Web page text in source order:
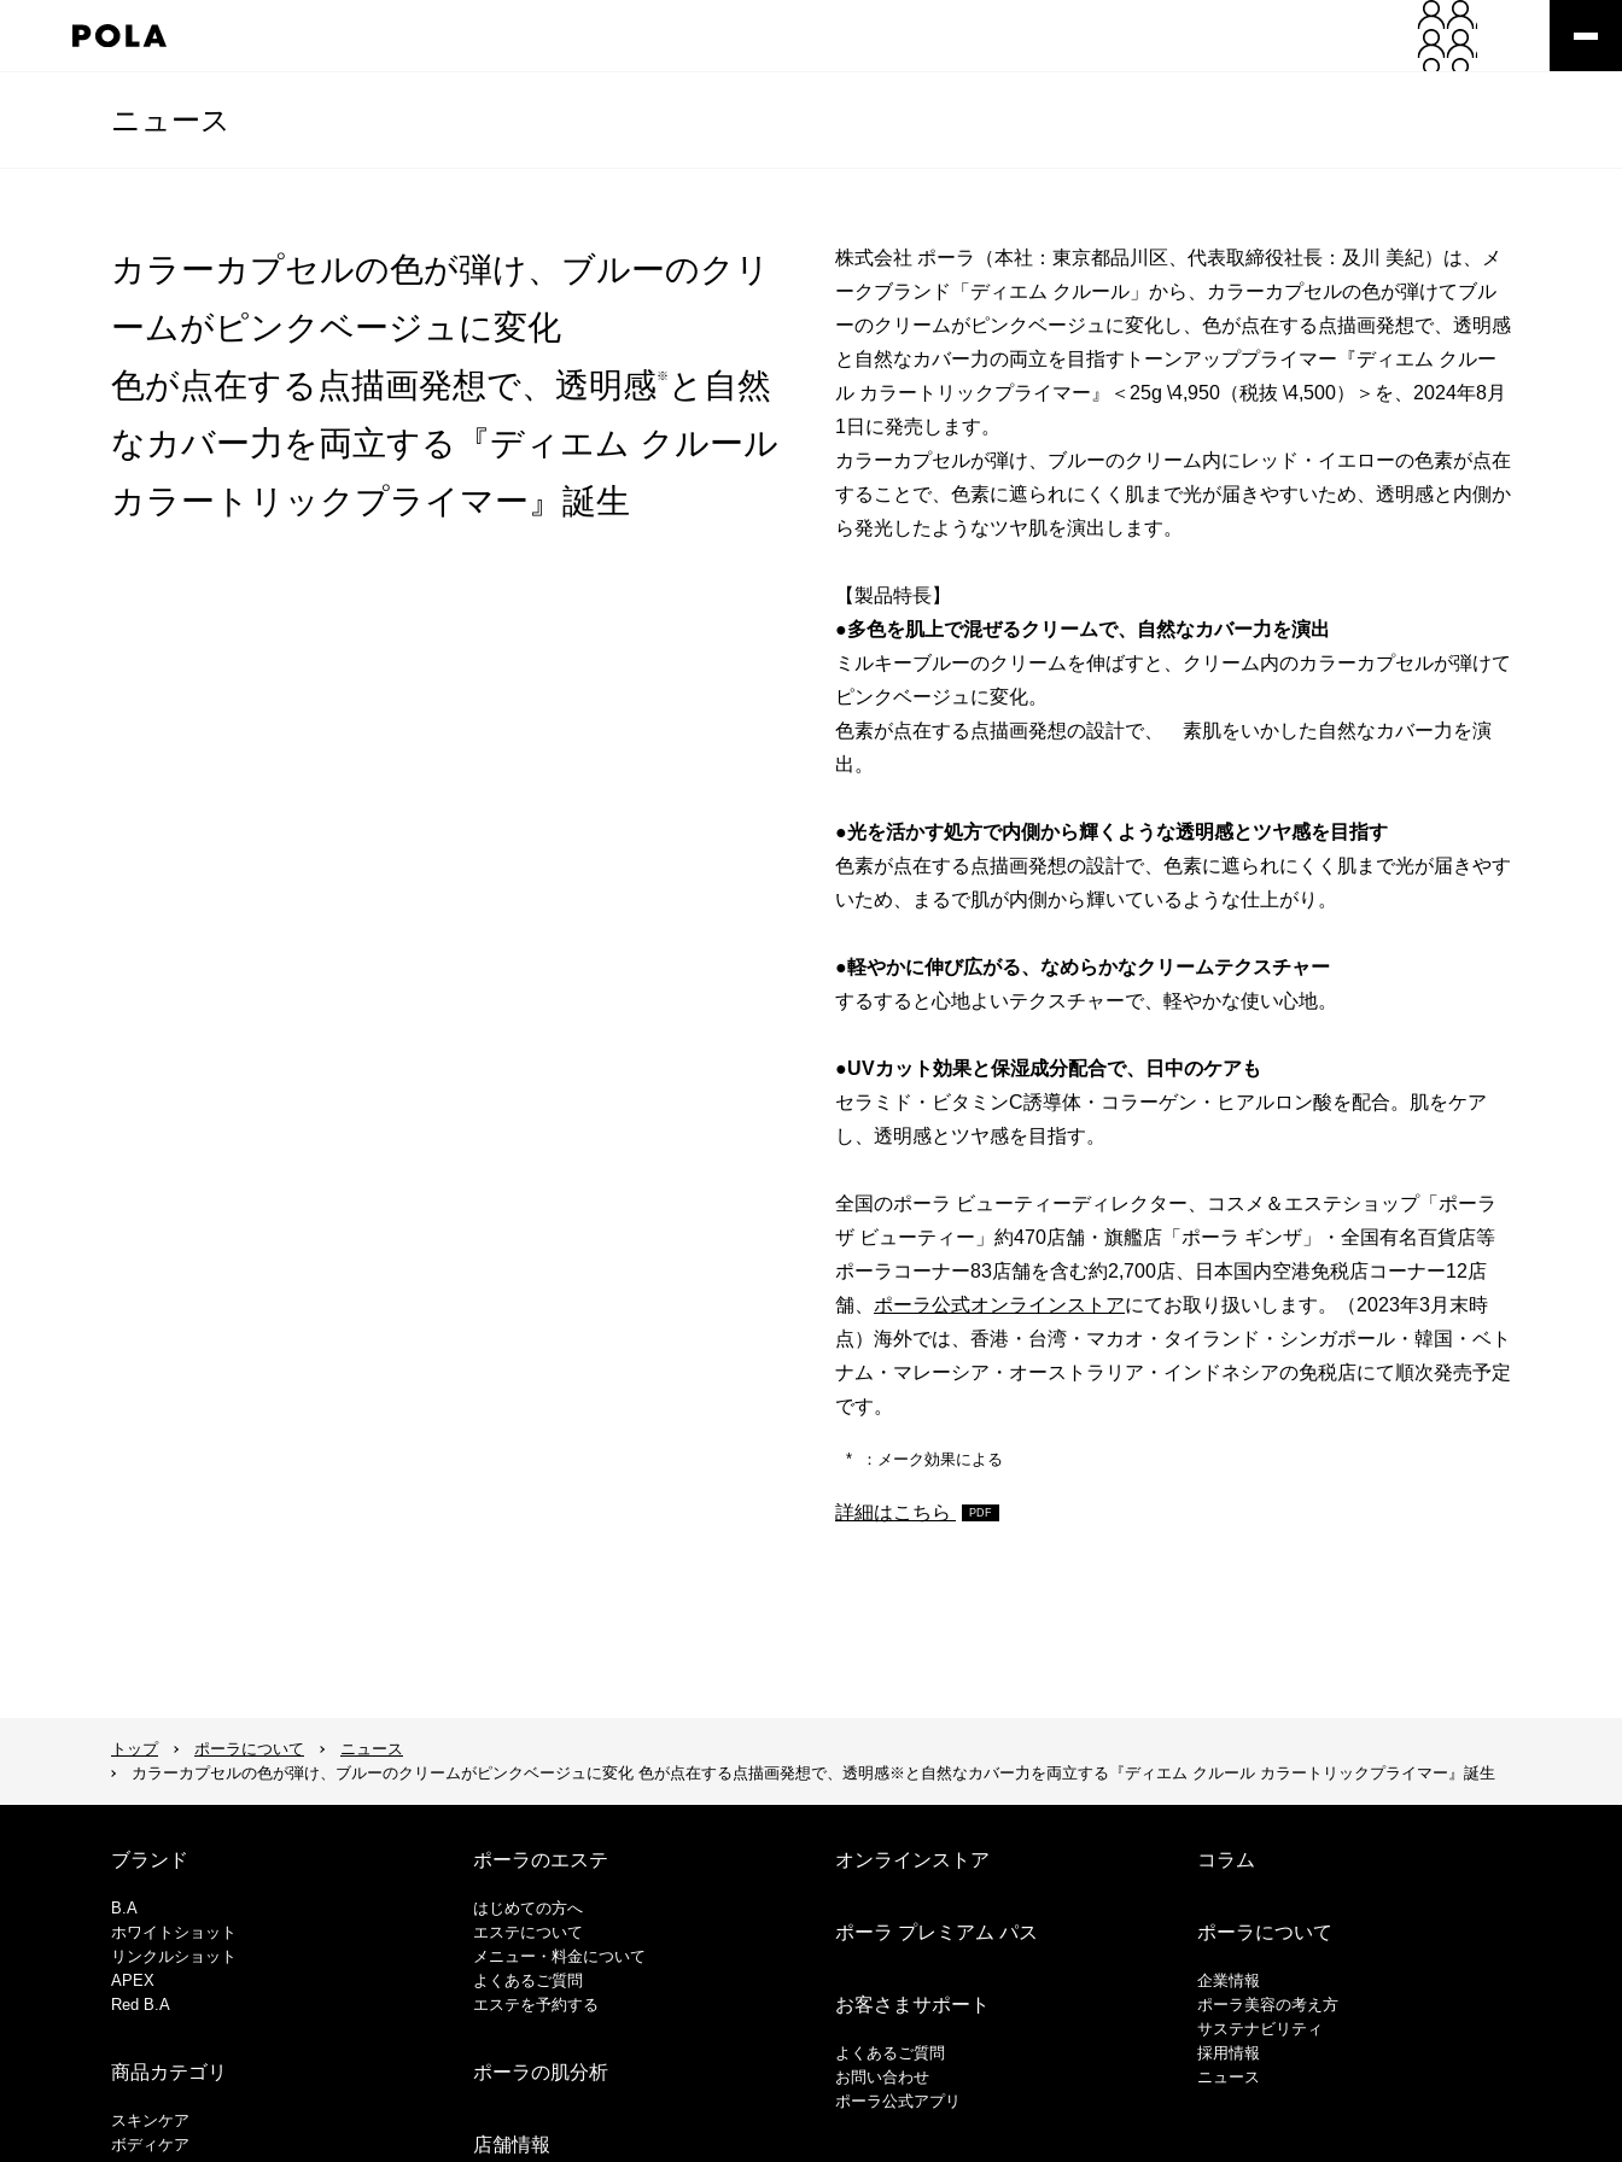
ニュース
カラーカプセルの色が弾け、ブルーのクリ
ームがピンクベージュに変化
色が点在する点描画発想で、透明感※ と自然
なカバー力を両立する『ディエム クルール
カラートリックプライマー』誕生
株式会社 ポーラ（本社：東京都品川区、代表取締役社長：及川 美紀）は、メ
ークブランド「ディエム クルール」から、カラーカプセルの色が弾けてブル
ーのクリームがピンクベージュに変化し、色が点在する点描画発想で、透明感
と自然なカバー力の両立を目指すトーンアッププライマー『ディエム クルー
ル カラートリックプライマー』＜25g \4,950（税抜 \4,500）＞を、2024年8月
1日に発売します。
カラーカプセルが弾け、ブルーのクリーム内にレッド・イエローの色素が点在
することで、色素に遮られにくく肌まで光が届きやすいため、透明感と内側か
ら発光したようなツヤ肌を演出します。
【製品特長】
●多色を肌上で混ぜるクリームで、自然なカバー力を演出
ミルキーブルーのクリームを伸ばすと、クリーム内のカラーカプセルが弾けて
ピンクベージュに変化。
色素が点在する点描画発想の設計で、 素肌をいかした自然なカバー力を演
出。
●光を活かす処方で内側から輝くような透明感とツヤ感を目指す
色素が点在する点描画発想の設計で、色素に遮られにくく肌まで光が届きやす
いため、まるで肌が内側から輝いているような仕上がり。
●軽やかに伸び広がる、なめらかなクリームテクスチャー
するすると心地よいテクスチャーで、軽やかな使い心地。
●UVカット効果と保湿成分配合で、日中のケアも
セラミド・ビタミンC誘導体・コラーゲン・ヒアルロン酸を配合。肌をケア
し、透明感とツヤ感を目指す。
全国のポーラ ビューティーディレクター、コスメ＆エステショップ「ポーラ
ザ ビューティー」約470店舗・旗艦店「ポーラ ギンザ」・全国有名百貨店等
ポーラコーナー83店舗を含む約2,700店、日本国内空港免税店コーナー12店
舗、 ポーラ公式オンラインストアにてお取り扱いします。（2023年3月末時
点）海外では、香港・台湾・マカオ・タイランド・シンガポール・韓国・ベト
ナム・マレーシア・オーストラリア・インドネシアの免税店にて順次発売予定
です。
：メーク効果による
詳細はこちら
トップ ポーラについて
ニュース
カラーカプセルの色が弾け、ブルーのクリームがピンクベージュに変化 色が点在する点描画発想で、透明感※と自然なカバー力を両立する『ディエム クルール カラートリックプライマー』誕生
ブランド
B.A
ホワイトショット
リンクルショット
APEX
Red B.A
商品カテゴリ
スキンケア
ボディケア
ポーラのエステ
はじめての方へ
エステについて
メニュー・料金について
よくあるご質問
エステを予約する
ポーラの肌分析
店舗情報
オンラインストア
ポーラ プレミアム パス
お客さまサポート
よくあるご質問
お問い合わせ
ポーラ公式アプリ
コラム
ポーラについて
企業情報
ポーラ美容の考え方
サステナビリティ
採用情報
ニュース